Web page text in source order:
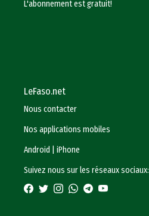
L'abonnement est gratuit!
LeFaso.net
Nous contacter
Nos applications mobiles
Android
|iPhone
Suivez nous sur les réseaux sociaux: